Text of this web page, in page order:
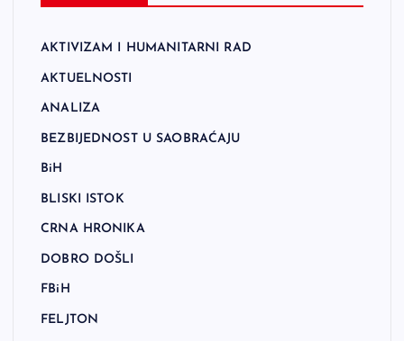
AKTIVIZAM I HUMANITARNI RAD
AKTUELNOSTI
ANALIZA
BEZBIJEDNOST U SAOBRAĆAJU
BiH
BLISKI ISTOK
CRNA HRONIKA
DOBRO DOŠLI
FBiH
FELJTON